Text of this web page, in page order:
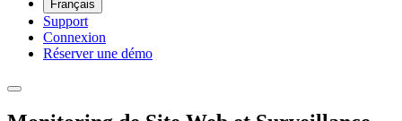
Français
Support
Connexion
Réserver une démo